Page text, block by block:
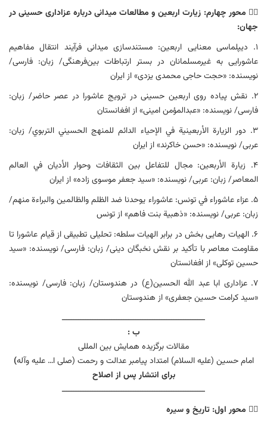
۴️⃣ محور چهارم: زیارت اربعین و مطالعات میدانی درباره عزاداری حسینی در
جهان:
۱. دیپلماسی معنایی اربعین: مستندسازی میدانی فرآیند انتقال مفاهیم
عاشورایی به غیرمسلمانان در بستر ارتباطات بین‌فرهنگی/ زبان: فارسی/
نویسنده: «حجت حاجی محمدی یزدی» از ایران
۲. نقش پیاده روی اربعین حسینی در ترویج عاشورا در عصر حاضر/ زبان:
فارسی/ نویسنده: «عبدالمؤمن امینی» از افغانستان
۳. دور الزیارة الأربعینیة في الإحياء الدائم للمنهج الحسيني التربوي/ زبان:
عربی/ نویسنده: «حسن خاکرند» از ایران
۴. زیارة الأربعین: مجال للتفاعل بین الثقافات وحوار الأدیان في العالم
المعاصر/ زبان: عربی/ نویسنده: «سید جعفر موسوى زاده» از ایران
۵. عزاء عاشوراء في تونس: عاشوراء یوحدنا ضد الظلم والظالمین والبراءة منهم/
زبان: عربی/ نویسنده: «ذهبیة بنت فاهم» از تونس
۶. الهیات رهایی بخش در برابر الهیات سلطه: تحلیلی تطبیقی از قیام عاشورا تا
مقاومت معاصر با تأکید بر نقش نخبگان دینی/ زبان: فارسی/ نویسنده: «سید
حسین توکلی» از افغانستان
۷. عزاداری ابا عبد الله الحسین(ع) در هندوستان/ زبان: فارسی/ نویسنده:
«سید کرامت حسین جعفری» از هندوستان
ــــــــــــــــــــــــــــــــــــــــــــــــــــــــــــ
ب :
مقالات برگزیده همایش بین المللی
امام حسین (علیه السلام) امتداد پیامبر عدالت و رحمت (صلی ا… علیه وآله)
برای انتشار پس از اصلاح
ــــــــــــــــــــــــــــــــــــــــــــــــــــــــــــ
۱️⃣ محور اول: تاریخ و سیره